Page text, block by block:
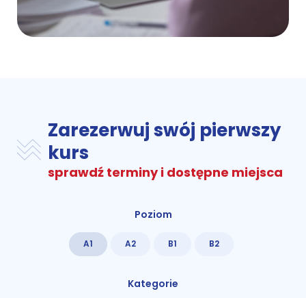
Zarezerwuj swój pierwszy
kurs
sprawdź terminy i dostępne miejsca
Poziom
A1 A2 B1 B2
Kategorie